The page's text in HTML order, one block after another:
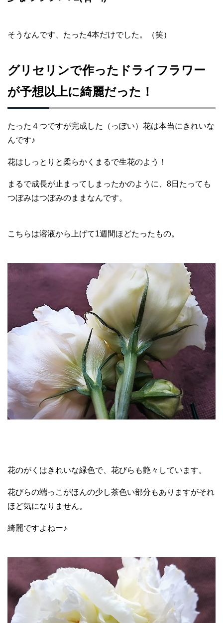
そうなんです、たった4本だけでした。（笑）
グリセリンで作ったドライフラワー
が予想以上に綺麗だった！
たった４つですが完成した（っぽい）花は本当にきれいな
んです♪
花はしっとりと柔らかくまるで生花のよう！
まるで成長が止まってしまったかのように、8日たっても
つぼみはつぼみのままなんです。
こちらは溶液から上げて1週間ほどたったもの。
花のがくはきれいな緑色で、花びらも艶々しています。
花びらの端っこがほんの少し茶色い部分もありますがそれ
ほど気になりません。
綺麗ですよねー♪